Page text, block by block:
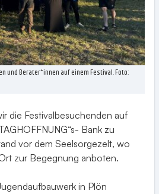
und Berater*innen auf einem Festival. Foto:
die Festivalbesuchenden auf
Bank zu
vor dem Seelsorgezelt, wo
zur Begegnung anboten.
in Plön